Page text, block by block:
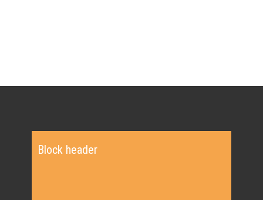
Block header